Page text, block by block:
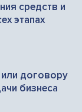
средств и
этапах
договору
бизнеса